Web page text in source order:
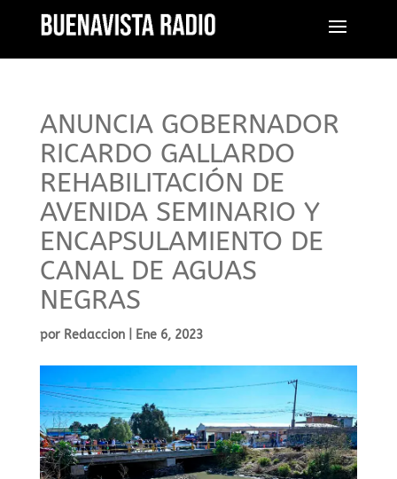
ANUNCIA GOBERNADOR
RICARDO GALLARDO
REHABILITACIÓN DE
AVENIDA SEMINARIO Y
ENCAPSULAMIENTO DE
CANAL DE AGUAS
NEGRAS
por Redaccion| Ene 6, 2023